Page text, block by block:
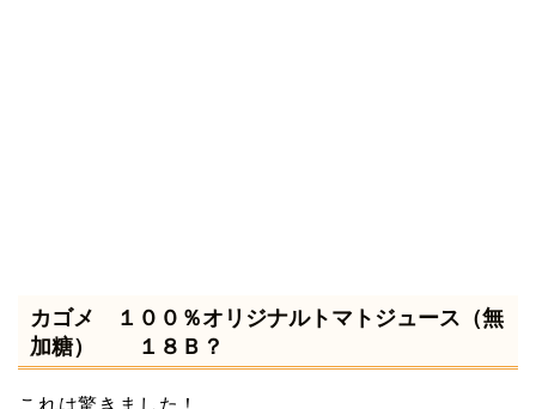
カゴメ １００％オリジナルトマトジュース（無
加糖） １８Ｂ？
これは驚きました！